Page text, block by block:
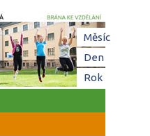
Měsíc
Den(aktivní
Rok